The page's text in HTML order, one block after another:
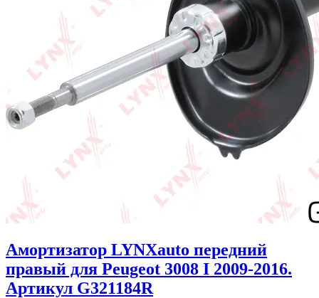
Амортизатор LYNXauto передний
правый для Peugeot 3008 I 2009-2016.
Артикул G321184R